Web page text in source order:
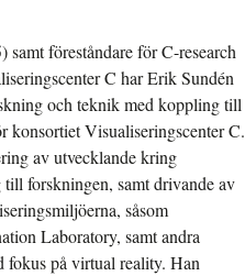
föreståndare för C-research
C har Erik Sundén
och teknik med koppling till
konsortiet Visualiseringscenter C.
av utvecklande kring
forskningen, samt drivande av
såsom
Laboratory, samt andra
fokus på virtual reality. Han